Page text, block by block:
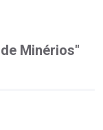
Minérios"